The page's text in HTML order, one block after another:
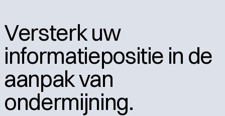
Versterk uw
informatiepositie in de
aanpak van
ondermijning.